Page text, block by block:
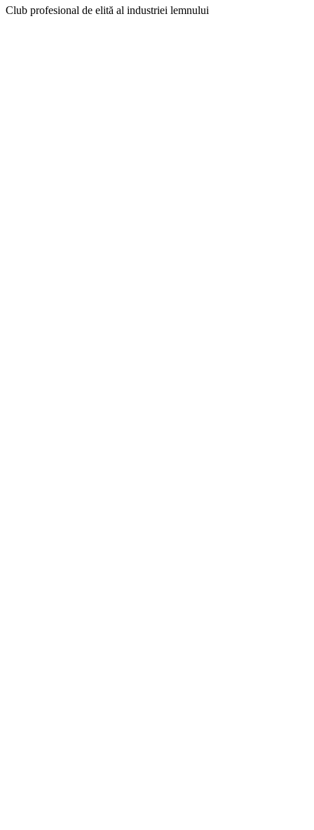
Club profesional de elită al industriei lemnului